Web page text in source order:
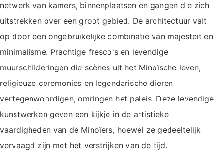
netwerk van kamers, binnenplaatsen en gangen die zich
uitstrekken over een groot gebied. De architectuur valt
op door een ongebruikelijke combinatie van majesteit en
minimalisme. Prachtige fresco's en levendige
muurschilderingen die scènes uit het Minoïsche leven,
religieuze ceremonies en legendarische dieren
vertegenwoordigen, omringen het paleis. Deze levendige
kunstwerken geven een kijkje in de artistieke
vaardigheden van de Minoïers, hoewel ze gedeeltelijk
vervaagd zijn met het verstrijken van de tijd.